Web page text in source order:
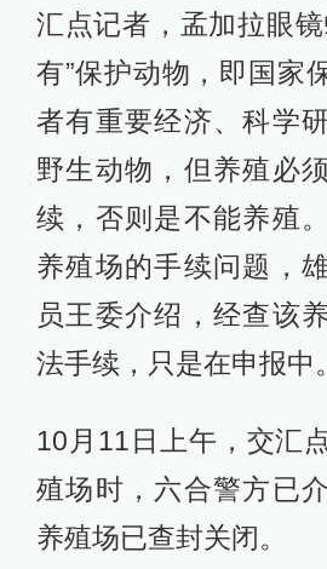
汇点记者，孟加拉眼
有”保护动物，即国家
者有重要经济、科学
野生动物，但养殖必
续，否则是不能养殖
养殖场的手续问题，
员王委介绍，经查该
法手续，只是在申报中。
10月11日上午，交汇
殖场时，六合警方已
养殖场已查封关闭。